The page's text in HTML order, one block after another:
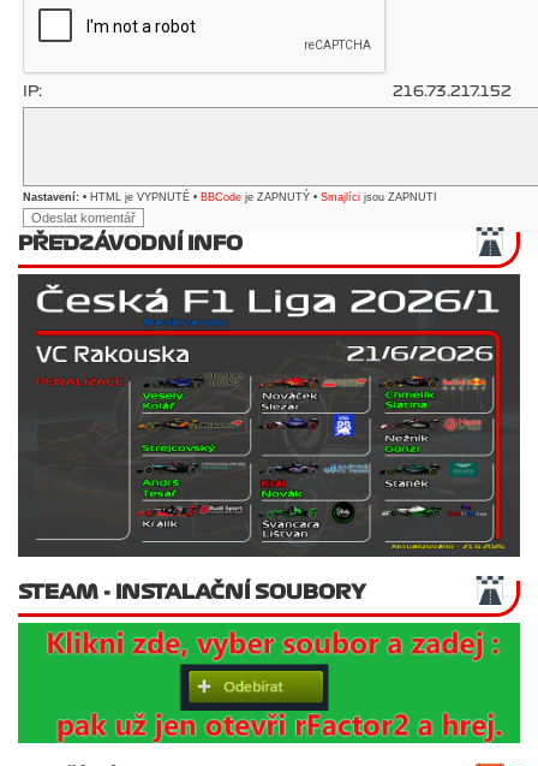
IP: 216.73.217.152
Nastavení: • HTML je VYPNUTÉ • BBCode je ZAPNUTÝ • Smajlíci jsou ZAPNUTI
PŘEDZÁVODNÍ INFO
STEAM - INSTALAČNÍ SOUBORY